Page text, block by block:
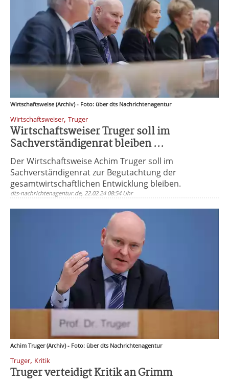
Wirtschaftsweise (Archiv) - Foto: über dts Nachrichtenagentur
Wirtschaftsweiser, Truger
Wirtschaftsweiser Truger soll im
Sachverständigenrat bleiben ...
Der Wirtschaftsweise Achim Truger soll im
Sachverständigenrat zur Begutachtung der
gesamtwirtschaftlichen Entwicklung bleiben.
dts-nachrichtenagentur.de, 22.02.24 08:54 Uhr
Achim Truger (Archiv) - Foto: über dts Nachrichtenagentur
Truger, Kritik
Truger verteidigt Kritik an Grimm